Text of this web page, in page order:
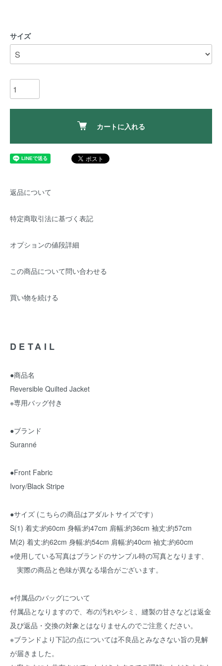
サイズ
カートに入れる
返品について
特定商取引法に基づく表記
オプションの値段詳細
この商品について問い合わせる
買い物を続ける
DETAIL
●商品名
Reversible Quilted Jacket
※専用バッグ付き
●ブランド
Suranné
●Front Fabric
Ivory/Black Stripe
●サイズ (こちらの商品はアダルトサイズです）
S(1) 着丈:約60cm 身幅:約47cm 肩幅:約36cm 袖丈:約57cm
M(2) 着丈:約62cm 身幅:約54cm 肩幅:約40cm 袖丈:約60cm
※使用している写真はブランドのサンプル時の写真となります、
実際の商品と色味が異なる場合がございます。
※付属品のバッグについて
付属品となりますので、布の汚れやシミ、縫製の甘さなどは返金
及び返品・交換の対象とはなりませんのでご注意ください。
※ブランドより下記の点については不良品とみなさない旨の見解
が届きました。